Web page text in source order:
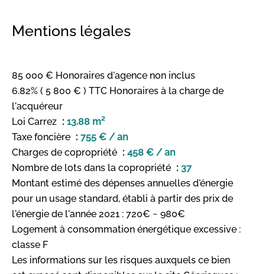
Mentions légales
85 000 € Honoraires d'agence non inclus
6.82% ( 5 800 € ) TTC Honoraires à la charge de
l'acquéreur
Loi Carrez
13.88 m²
Taxe foncière
755 € / an
Charges de copropriété
458 € / an
Nombre de lots dans la copropriété
37
Montant estimé des dépenses annuelles d'énergie
pour un usage standard, établi à partir des prix de
l'énergie de l'année 2021 : 720€ ~ 980€
Logement à consommation énergétique excessive :
classe F
Les informations sur les risques auxquels ce bien